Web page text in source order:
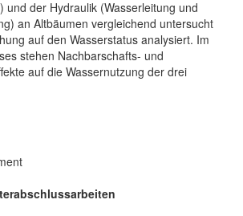
und der Hydraulik (Wasserleitung und
an Altbäumen vergleichend untersucht
auf den Wasserstatus analysiert. Im
stehen Nachbarschafts- und
auf die Wassernutzung der drei